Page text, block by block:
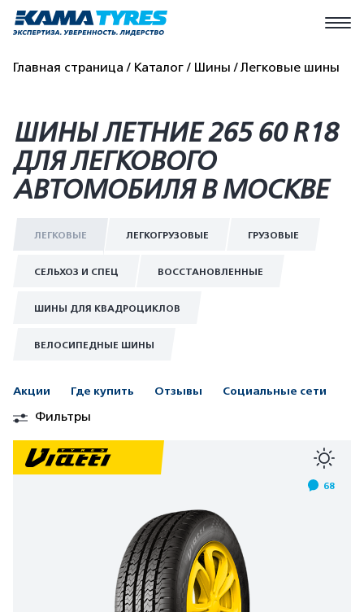
Главная страница Каталог Шины Легковые шины
ШИНЫ ЛЕТНИЕ 265 60 R18
ДЛЯ ЛЕГКОВОГО
АВТОМОБИЛЯ В МОСКВЕ
ЛЕГКОВЫЕ ЛЕГКОГРУЗОВЫЕ ГРУЗОВЫЕ
СЕЛЬХОЗ И СПЕЦ ВОССТАНОВЛЕННЫЕ
ШИНЫ ДЛЯ КВАДРОЦИКЛОВ
ВЕЛОСИПЕДНЫЕ ШИНЫ
Акции Где купить Отзывы Социальные сети
Фильтры
68